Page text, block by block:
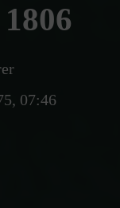
07:46